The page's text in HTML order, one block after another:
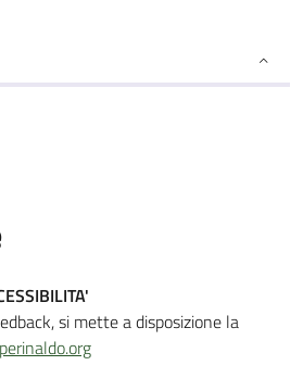
si mette a disposizione la